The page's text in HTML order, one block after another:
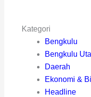
Kategori
Bengkulu
Bengkulu
Daerah
Ekonomi &
Headline